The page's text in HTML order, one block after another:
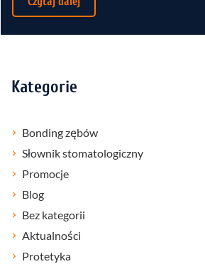
Kategorie
Bonding zębów
Słownik stomatologiczny
Promocje
Blog
Bez kategorii
Aktualności
Protetyka